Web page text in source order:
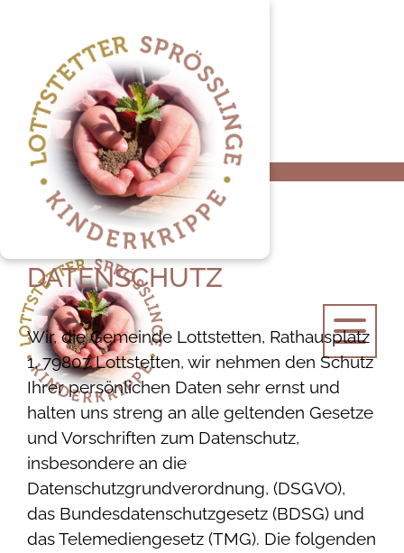
Startseite Datenschutz
DATENSCHUTZ
Wir, die Gemeinde Lottstetten, Rathausplatz
1, 79807 Lottstetten, wir nehmen den Schutz
Ihrer persönlichen Daten sehr ernst und
halten uns streng an alle geltenden Gesetze
und Vorschriften zum Datenschutz,
insbesondere an die
Datenschutzgrundverordnung, (DSGVO),
das Bundesdatenschutzgesetz (BDSG) und
das Telemediengesetz (TMG). Die folgenden